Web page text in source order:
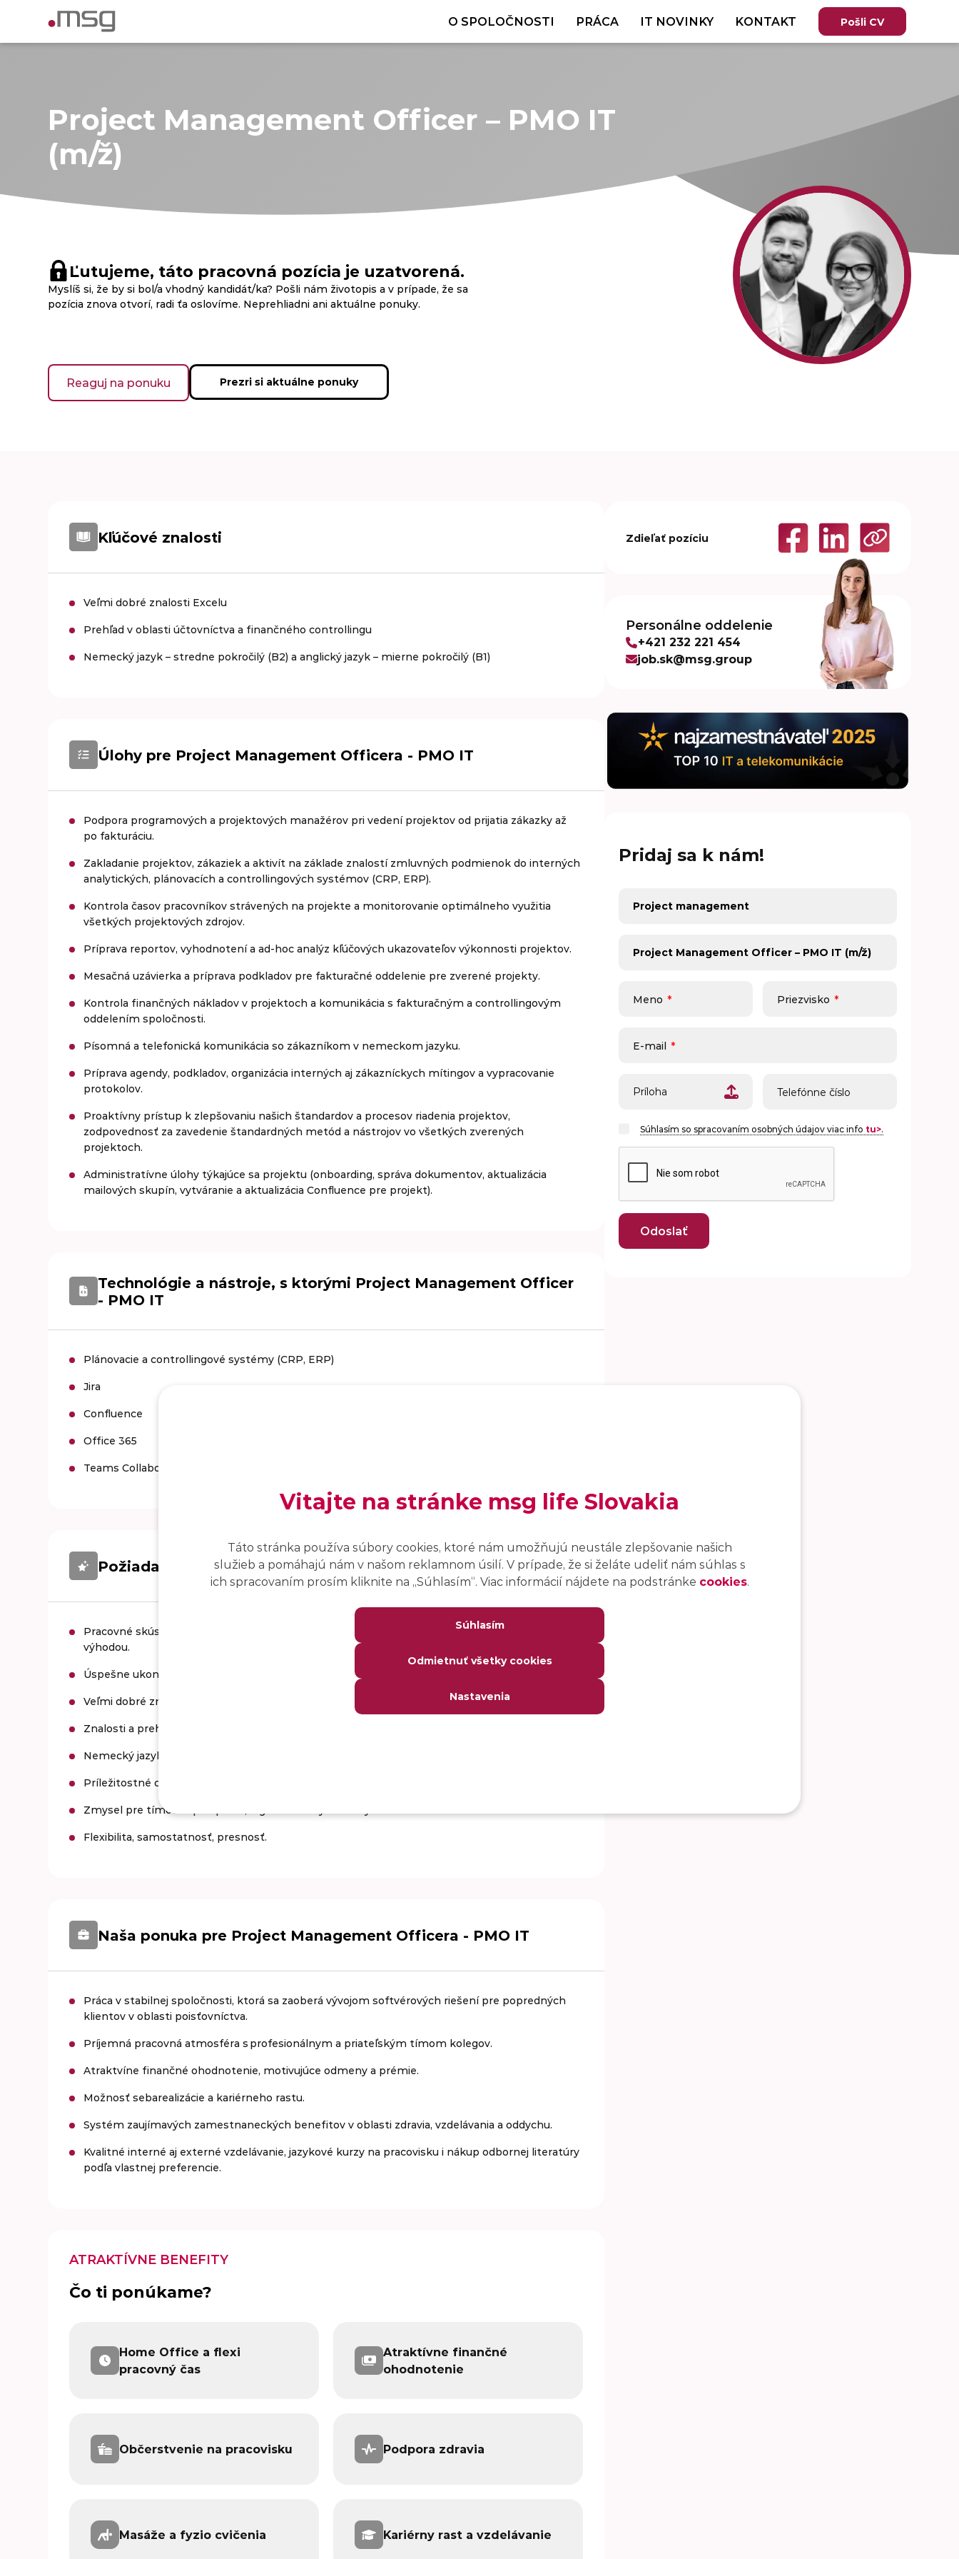
O SPOLOČNOSTI PRÁCA IT NOVINKY KONTAKT Pošli CV
Project Management Officer – PMO IT
(m/ž)
Ľutujeme, táto pracovná pozícia je uzatvorená.
Myslíš si, že by si bol/a vhodný kandidát/ka? Pošli nám životopis a v prípade, že sa
pozícia znova otvorí, radi ťa oslovíme. Neprehliadni ani aktuálne ponuky.
Reaguj na ponuku Prezri si aktuálne ponuky
Kľúčové znalosti
Veľmi dobré znalosti Excelu
Prehľad v oblasti účtovníctva a finančného controllingu
Nemecký jazyk – stredne pokročilý (B2) a anglický jazyk – mierne pokročilý (B1)
Úlohy pre Project Management Officera - PMO IT
Podpora programových a projektových manažérov pri vedení projektov od prijatia zákazky až
po fakturáciu.
Zakladanie projektov, zákaziek a aktivít na základe znalostí zmluvných podmienok do interných
analytických, plánovacích a controllingových systémov (CRP, ERP).
Kontrola časov pracovníkov strávených na projekte a monitorovanie optimálneho využitia
všetkých projektových zdrojov.
Príprava reportov, vyhodnotení a ad-hoc analýz kľúčových ukazovateľov výkonnosti projektov.
Mesačná uzávierka a príprava podkladov pre fakturačné oddelenie pre zverené projekty.
Kontrola finančných nákladov v projektoch a komunikácia s fakturačným a controllingovým
oddelením spoločnosti.
Písomná a telefonická komunikácia so zákazníkom v nemeckom jazyku.
Príprava agendy, podkladov, organizácia interných aj zákazníckych mítingov a vypracovanie
protokolov.
Proaktívny prístup k zlepšovaniu našich štandardov a procesov riadenia projektov,
zodpovednosť za zavedenie štandardných metód a nástrojov vo všetkých zverených
projektoch.
Administratívne úlohy týkajúce sa projektu (onboarding, správa dokumentov, aktualizácia
mailových skupín, vytváranie a aktualizácia Confluence pre projekt).
Technológie a nástroje, s ktorými Project Management Officer
- PMO IT
Plánovacie a controllingové systémy (CRP, ERP)
Jira
Confluence
Office 365
Teams Collaboration
Požiadavky pre Project Management Officera - PMO IT
Pracovné skúsenosti na podobnej pozícii v IT spoločnosti alebo vo finančných inštitúciách
výhodou.
Úspešne ukončené SŠ alebo VŠ vzdelanie I., prípadne II. stupňa.
Veľmi dobré znalosti Excelu a Office 365.
Znalosti a prehľad v oblasti účtovníctva, projektového riadenia a finančného controllingu.
Nemecký jazyk (úroveň B2) a anglický jazyk (úroveň B1).
Príležitostné cestovanie v rámci nemecky hovoriacich krajín.
Zmysel pre tímovú spoluprácu, logické a analytické myslenie.
Flexibilita, samostatnosť, presnosť.
Naša ponuka pre Project Management Officera - PMO IT
Práca v stabilnej spoločnosti, ktorá sa zaoberá vývojom softvérových riešení pre popredných
klientov v oblasti poisťovníctva.
Príjemná pracovná atmosféra s profesionálnym a priateľským tímom kolegov.
Atraktvíne finančné ohodnotenie, motivujúce odmeny a prémie.
Možnosť sebarealizácie a kariérneho rastu.
Systém zaujímavých zamestnaneckých benefitov v oblasti zdravia, vzdelávania a oddychu.
Kvalitné interné aj externé vzdelávanie, jazykové kurzy na pracovisku i nákup odbornej literatúry
podľa vlastnej preferencie.
ATRAKTÍVNE BENEFITY
Čo ti ponúkame?
Home Office a flexi
pracovný čas
Atraktívne finančné
ohodnotenie
Občerstvenie na pracovisku Podpora zdravia
Masáže a fyzio cvičenia Kariérny rast a vzdelávanie
Zdieľať pozíciu
Personálne oddelenie
+421 232 221 454
job.sk@msg.group
Pridaj sa k nám!
Meno * Priezvisko *
E-mail *
Príloha
Súhlasím so spracovaním osobných údajov viac info tu>.
Vitajte na stránke msg life Slovakia
Táto stránka používa súbory cookies, ktoré nám umožňujú neustále zlepšovanie našich
služieb a pomáhajú nám v našom reklamnom úsilí. V prípade, že si želáte udeliť nám súhlas s
ich spracovaním prosím kliknite na ,,Súhlasím“. Viac informácií nájdete na podstránke cookies.
Súhlasím
Odmietnuť všetky cookies
Nastavenia